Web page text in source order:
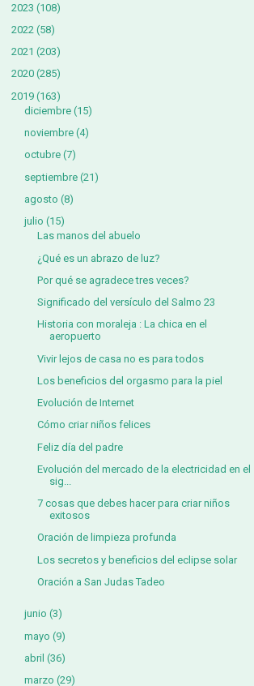
2023 (108)
2022 (58)
2021 (203)
2020 (285)
2019 (163)
diciembre (15)
noviembre (4)
octubre (7)
septiembre (21)
agosto (8)
julio (15)
Las manos del abuelo
¿Qué es un abrazo de luz?
Por qué se agradece tres veces?
Significado del versículo del Salmo 23
Historia con moraleja : La chica en el
aeropuerto
Vivir lejos de casa no es para todos
Los beneficios del orgasmo para la piel
Evolución de Internet
Cómo criar niños felices
Feliz día del padre
Evolución del mercado de la electricidad en el
sig...
7 cosas que debes hacer para criar niños
exitosos
Oración de limpieza profunda
Los secretos y beneficios del eclipse solar
Oración a San Judas Tadeo
junio (3)
mayo (9)
abril (36)
marzo (29)